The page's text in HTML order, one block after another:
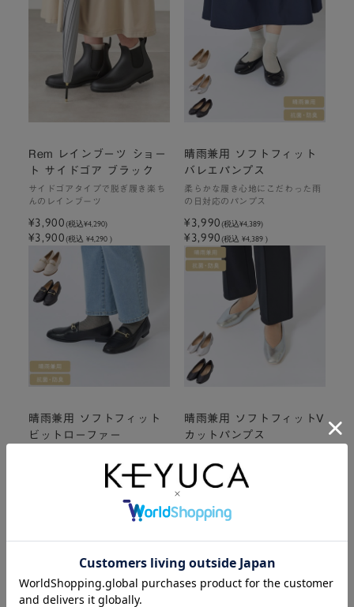
Rem レインブーツ ショー
ト サイドゴア ブラック
サイドゴアタイプで脱ぎ履き楽ち
んのレインブーツ
¥3,900(税込¥4,290)
¥3,900(税込 ¥4,290 )
晴雨兼用 ソフトフィット
バレエパンプス
柔らかな履き心地にこだわった雨
の日対応のパンプス
¥3,990(税込¥4,389)
¥3,990(税込 ¥4,389 )
晴雨兼用 ソフトフィット
ビットローファー
)
晴雨兼用 ソフトフィットV
カットパンプス
の日対応のヒールパンプス
¥4,990(税込 ¥5,489